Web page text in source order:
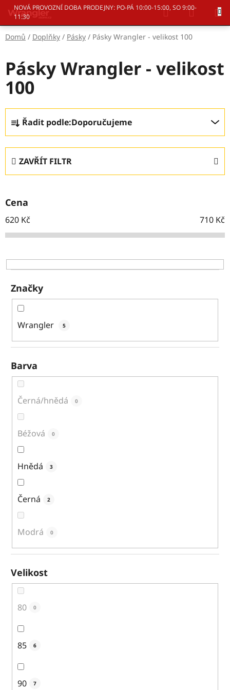
Přejít
obsah
NOVÁ PROVOZNÍ DOBA PRODEJNY: PO-PÁ 10:00-15:00, SO 9:00-
11:30
Hledat
KOŠÍK
Domů / Doplňky / Pásky / Pásky Wrangler - velikost 100
Pásky Wrangler - velikost
100
Ř
a
z
n
r
o
d
k
t
ů
Řadit podle:Doporučujeme
ZAVŘÍT FILTR
Cena
620 Kč 710 Kč
Značky
Wrangler 5
Barva
Černá/hnědá 0
Béžová 0
Hnědá 3
Černá 2
Modrá 0
Velikost
80 0
85 6
90 7